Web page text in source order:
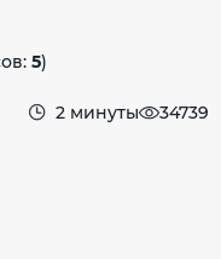
5)
2 минуты 34739